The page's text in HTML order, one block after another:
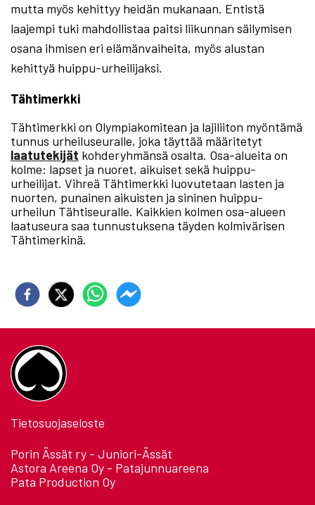
mutta myös kehittyy heidän mukanaan. Entistä
laajempi tuki mahdollistaa paitsi liikunnan säilymisen
osana ihmisen eri elämänvaiheita, myös alustan
kehittyä huippu-urheilijaksi.
Tähtimerkki
Tähtimerkki on Olympiakomitean ja lajiliiton myöntämä
tunnus urheiluseuralle, joka täyttää määritetyt
laatutekijät kohderyhmänsä osalta. Osa-alueita on
kolme: lapset ja nuoret, aikuiset sekä huippu-
urheilijat. Vihreä Tähtimerkki luovutetaan lasten ja
nuorten, punainen aikuisten ja sininen huippu-
urheilun Tähtiseuralle. Kaikkien kolmen osa-alueen
laatuseura saa tunnustuksena täyden kolmivärisen
Tähtimerkinä.
Tietosuojaseloste
Porin Ässät ry - Juniori-Ässät
Astora Areena Oy - Patajunnuareena
Pata Production Oy